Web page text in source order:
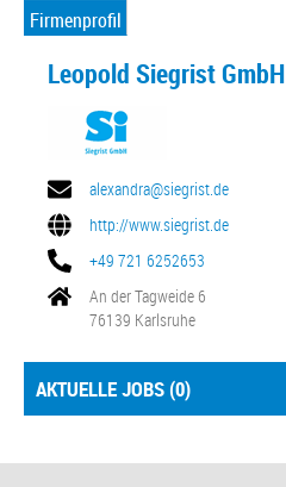
Firmenprofil
Leopold Siegrist GmbH
alexandra@siegrist.de
http://www.siegrist.de
+49 721 6252653
An der Tagweide 6
76139 Karlsruhe
AKTUELLE JOBS (0)